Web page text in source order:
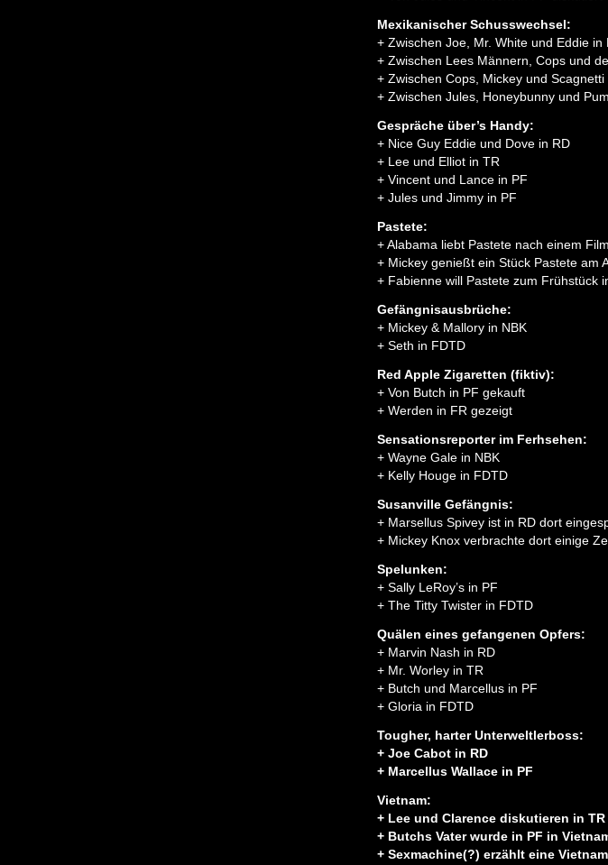
Mexikanischer Schusswechsel:
+ Zwischen Joe, Mr. White und Eddie in
+ Zwischen Lees Männern, Cops und
+ Zwischen Cops, Mickey und Scagnetti
+ Zwischen Jules, Honeybunny und
Gespräche über’s Handy:
+ Nice Guy Eddie und Dove in RD
+ Lee und Elliot in TR
+ Vincent und Lance in PF
+ Jules und Jimmy in PF
Pastete:
+ Alabama liebt Pastete nach einem
+ Mickey genießt ein Stück Pastete am
+ Fabienne will Pastete zum Frühstück
Gefängnisausbrüche:
+ Mickey & Mallory in NBK
+ Seth in FDTD
Red Apple Zigaretten (fiktiv):
+ Von Butch in PF gekauft
+ Werden in FR gezeigt
Sensationsreporter im Ferhsehen:
+ Wayne Gale in NBK
+ Kelly Houge in FDTD
Susanville Gefängnis:
+ Marsellus Spivey ist in RD dort
+ Mickey Knox verbrachte dort einige
Spelunken:
+ Sally LeRoy’s in PF
+ The Titty Twister in FDTD
Quälen eines gefangenen Opfers:
+ Marvin Nash in RD
+ Mr. Worley in TR
+ Butch und Marcellus in PF
+ Gloria in FDTD
Tougher, harter Unterweltlerboss:
+ Joe Cabot in RD
+ Marcellus Wallace in PF
Vietnam:
+ Lee und Clarence diskutieren in
+ Butchs Vater wurde in PF in
+ Sexmachine(?) erzählt eine